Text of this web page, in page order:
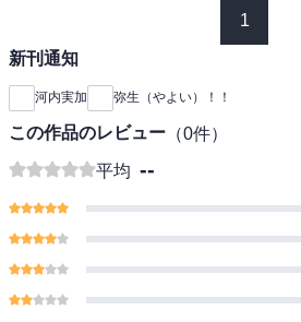
1
新刊通知
河内実加 弥生（やよい）！！
この作品のレビュー （0件）
平均 --